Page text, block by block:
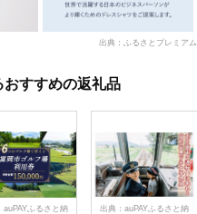
出典：ふるさとプレミアム
すすめの返礼品
auPAYふるさと納
出典：auPAYふるさと納